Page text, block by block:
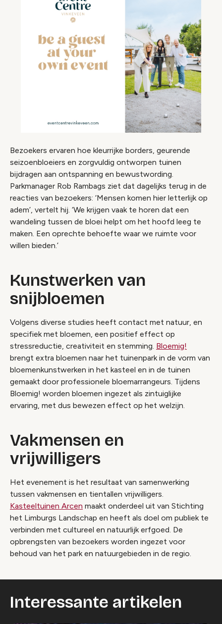
Bezoekers ervaren hoe kleurrijke borders, geurende
seizoenbloeiers en zorgvuldig ontworpen tuinen
bijdragen aan ontspanning en bewustwording.
Parkmanager Rob Rambags ziet dat dagelijks terug in de
reacties van bezoekers: ‘Mensen komen hier letterlijk op
adem’, vertelt hij. ‘We krijgen vaak te horen dat een
wandeling tussen de bloei helpt om het hoofd leeg te
maken. Een oprechte behoefte waar we ruimte voor
willen bieden.’
Kunstwerken van
snijbloemen
Volgens diverse studies heeft contact met natuur, en
specifiek met bloemen, een positief effect op
stressreductie, creativiteit en stemming. Bloemig!
brengt extra bloemen naar het tuinenpark in de vorm van
bloemenkunstwerken in het kasteel en in de tuinen
gemaakt door professionele bloemarrangeurs. Tijdens
Bloemig! worden bloemen ingezet als zintuiglijke
ervaring, met dus bewezen effect op het welzijn.
Vakmensen en
vrijwilligers
Het evenement is het resultaat van samenwerking
tussen vakmensen en tientallen vrijwilligers.
Kasteeltuinen Arcen maakt onderdeel uit van Stichting
het Limburgs Landschap en heeft als doel om publiek te
verbinden met cultureel en natuurlijk erfgoed. De
opbrengsten van bezoekers worden ingezet voor
behoud van het park en natuurgebieden in de regio.
Interessante artikelen